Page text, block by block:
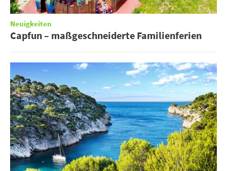
Neuigkeiten
Capfun – maßgeschneiderte Familienferien